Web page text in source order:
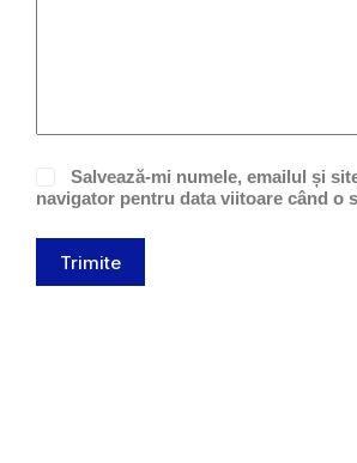
Salvează-mi numele, emailul și
navigator pentru data viitoare când o
Trimite